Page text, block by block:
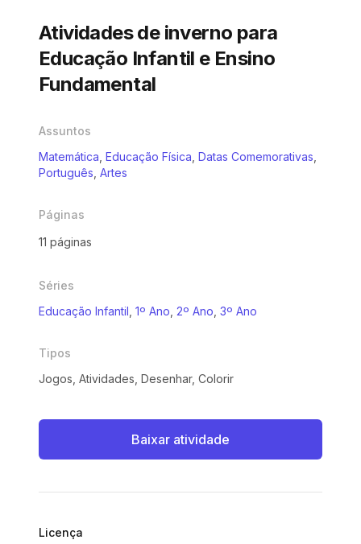
Atividades de inverno para
Educação Infantil e Ensino
Fundamental
Assuntos
Matemática Educação Física Datas Comemorativas
Português Artes
Páginas
11 páginas
Séries
Educação Infantil 1º Ano 2º Ano 3º Ano
Tipos
Jogos, Atividades, Desenhar, Colorir
Baixar atividade
Licença